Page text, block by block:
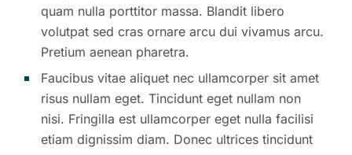
quam nulla porttitor massa. Blandit libero
volutpat sed cras ornare arcu dui vivamus arcu.
Pretium aenean pharetra.
Faucibus vitae aliquet nec ullamcorper sit amet
risus nullam eget. Tincidunt eget nullam non
nisi. Fringilla est ullamcorper eget nulla facilisi
etiam dignissim diam. Donec ultrices tincidunt